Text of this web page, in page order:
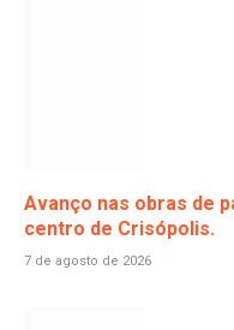
Avanço nas obras de
centro de Crisópolis.
7 de agosto de 2026